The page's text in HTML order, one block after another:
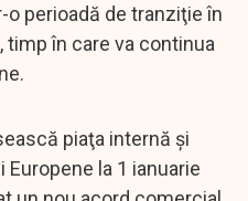
o perioadă de tranziţie în
timp în care va continua
piaţa internă şi
Europene la 1 ianuarie